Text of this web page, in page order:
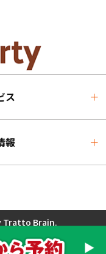
ス
報
Tratto Brain.